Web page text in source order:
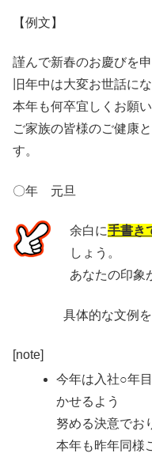
【例文】
謹んで新春のお慶びを
旧年中は大変お世話に
本年も何卒宜しくお願い
ご家族の皆様のご健康
す。
〇年 元旦
余白に手書き
しょう。
あなたの印象
具体的な文例をご
[note]
今年は入社○年
かせるよう
努める決意でお
本年も昨年同様